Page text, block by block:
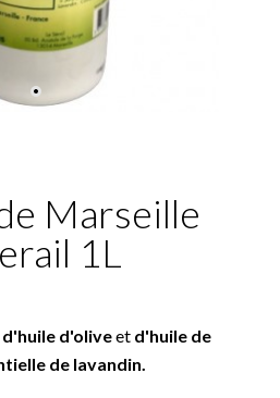
Marseille
1L
d'huile d'oliveet d'huile de
de lavandin.